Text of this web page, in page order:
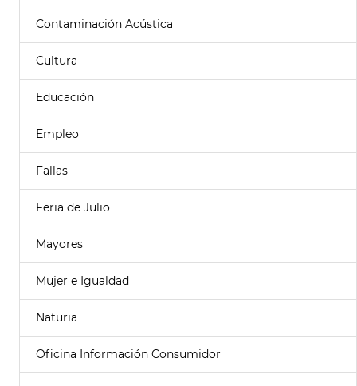
Contaminación Acústica
Cultura
Educación
Empleo
Fallas
Feria de Julio
Mayores
Mujer e Igualdad
Naturia
Oficina Información Consumidor